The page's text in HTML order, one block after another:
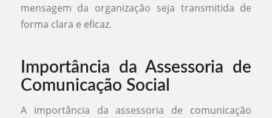
mensagem da organização seja transmitida de
forma clara e eficaz.
Importância da Assessoria de
Comunicação Social
A importância da assessoria de comunicação